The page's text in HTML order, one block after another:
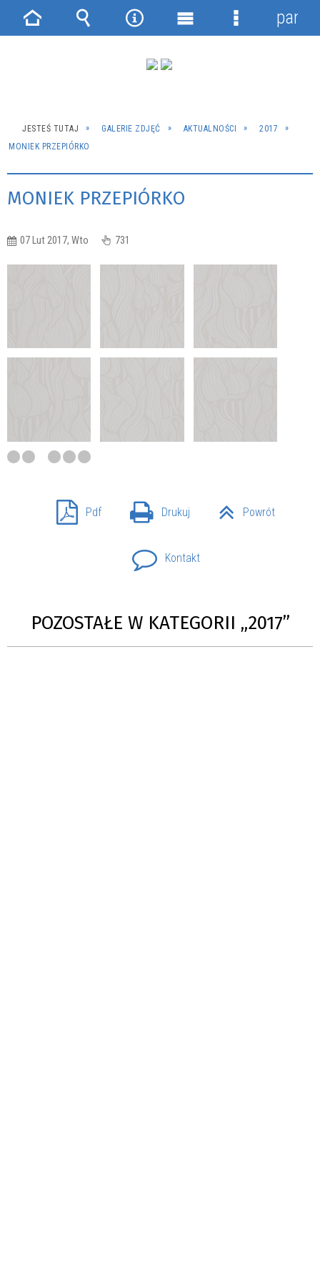
JESTEŚ TUTAJ GALERIE ZDJĘĆ AKTUALNOŚCI
2017
MONIEK PRZEPIÓRKO
MONIEK PRZEPIÓRKO
07 Lut 2017, Wto 731
Pdf Drukuj Powrót
Kontakt
POZOSTAŁE W KATEGORII „2017”
Strona Wyszukiwarka
NarzędziaMenu
Menu
panel